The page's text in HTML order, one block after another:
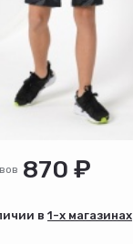
870 ₽
в 1-х магазинах